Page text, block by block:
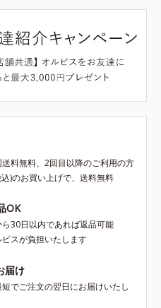
料無料、2回目以降のご利用の方
)のお買い上げで、送料無料
OK
30日以内であれば返品可能
スが負担いたします
届け
でご注文の翌日にお届けいたし